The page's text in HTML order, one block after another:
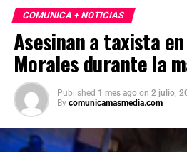
Forense realizó el levantamiento
carpeta de investigación
este homicidio.
COMUNICA + NOTICIAS
Asesinan a taxista
Morales durante la
Published 1 mes ago on 2 julio,
By comunicamasmedia.com